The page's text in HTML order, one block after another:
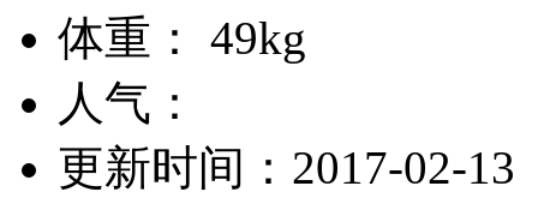
体重： 49kg
人气：
更新时间：2017-02-13